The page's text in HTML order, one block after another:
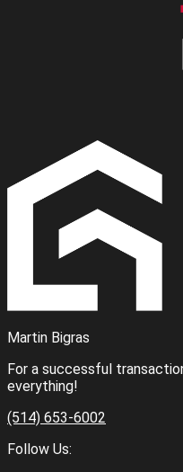
Martin Bigras
For a successful
everything!
(514) 653-6002
Follow Us: